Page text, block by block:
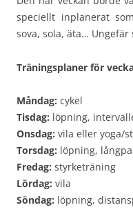
speciellt inplanerat
sova, sola, äta… Ungefär
Träningsplaner för
Måndag: cykel
Tisdag: löpning,
Onsdag: vila eller yoga/
Torsdag: löpning,
Fredag: styrketräning
Lördag: vila
Söndag: löpning,